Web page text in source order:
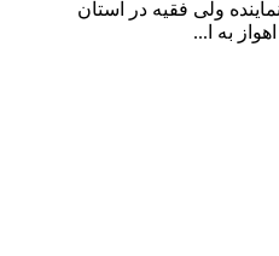
ولی فقیه در استان
به ا...